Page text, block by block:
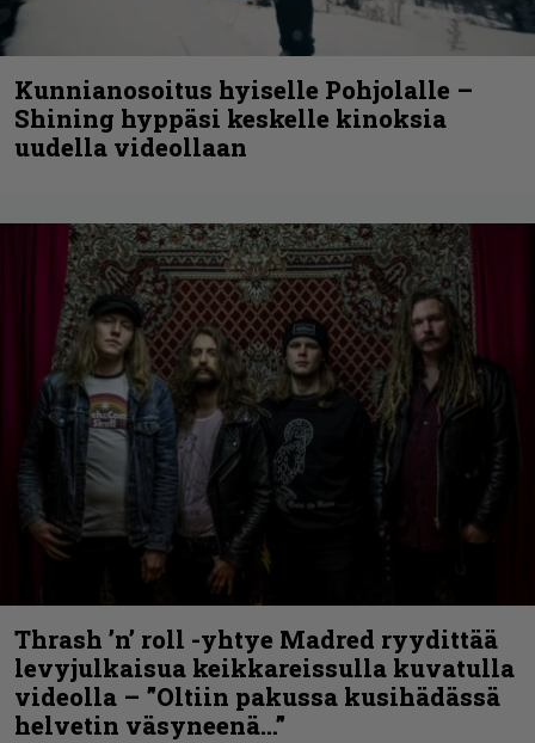
Kunnianosoitus hyiselle Pohjolalle –
Shining hyppäsi keskelle kinoksia
uudella videollaan
Thrash ’n’ roll -yhtye Madred ryydittää
levyjulkaisua keikkareissulla kuvatulla
videolla – ”Oltiin pakussa kusihädässä
helvetin väsyneenä…”